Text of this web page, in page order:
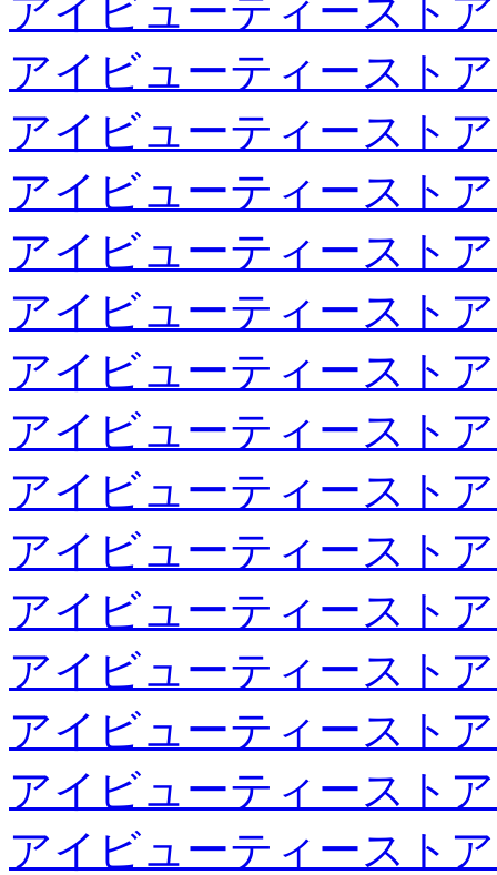
アイビューティースト
アイビューティースト
アイビューティースト
アイビューティースト
アイビューティースト
アイビューティースト
アイビューティースト
アイビューティースト
アイビューティースト
アイビューティースト
アイビューティースト
アイビューティースト
アイビューティースト
アイビューティースト
アイビューティースト